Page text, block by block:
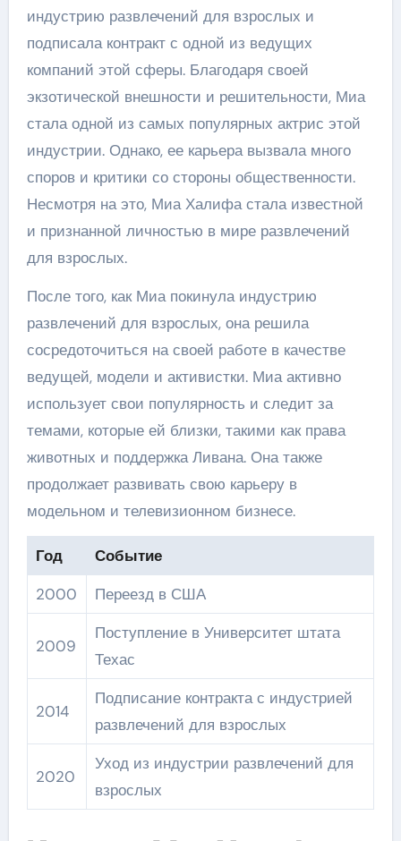
индустрию развлечений для взрослых и
подписала контракт с одной из ведущих
компаний этой сферы. Благодаря своей
экзотической внешности и решительности, Миа
стала одной из самых популярных актрис этой
индустрии. Однако, ее карьера вызвала много
споров и критики со стороны общественности.
Несмотря на это, Миа Халифа стала известной
и признанной личностью в мире развлечений
для взрослых.
После того, как Миа покинула индустрию
развлечений для взрослых, она решила
сосредоточиться на своей работе в качестве
ведущей, модели и активистки. Миа активно
использует свои популярность и следит за
темами, которые ей близки, такими как права
животных и поддержка Ливана. Она также
продолжает развивать свою карьеру в
модельном и телевизионном бизнесе.
Год
Событие
2000
Переезд в США
2009
Поступление в Университет штата
Техас
2014
Подписание контракта с индустрией
развлечений для взрослых
2020
Уход из индустрии развлечений для
взрослых